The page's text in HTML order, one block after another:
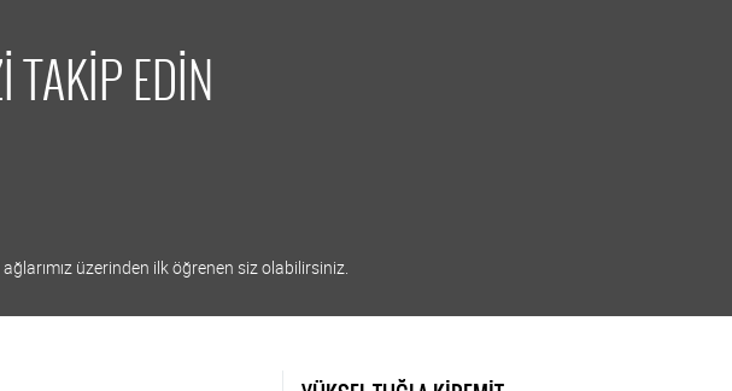
TAKİP EDİN
üzerinden ilk öğrenen siz olabilirsiniz.